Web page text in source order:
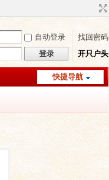
自动登录
找回密码
登录 开只户头
快捷导航